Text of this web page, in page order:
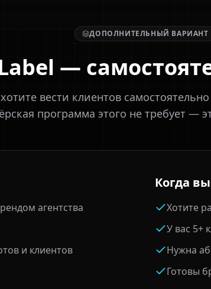
ДОПОЛНИТЕЛЬНЫЙ ВАРИАНТ
—
вести клиентов
программа этого не требует —
агентства
и клиентов
Когда
Хотите
У вас 5+
Нужна
Готовы